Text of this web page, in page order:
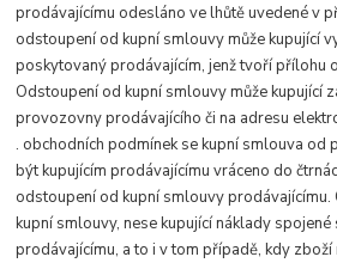
prodávajícímu odesláno ve lhůtě uvedené v
odstoupení od kupní smlouvy může kupující
poskytovaný prodávajícím, jenž tvoří přílohu
Odstoupení od kupní smlouvy může kupující
provozovny prodávajícího či na adresu
. obchodních podmínek se kupní smlouva od
být kupujícím prodávajícímu vráceno do
odstoupení od kupní smlouvy
kupní smlouvy, nese kupující náklady
prodávajícímu, a to i v tom případě, kdy